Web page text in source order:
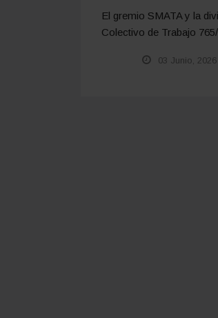
El gremio SMATA y la
Colectivo de Trabajo
03 Junio, 2026